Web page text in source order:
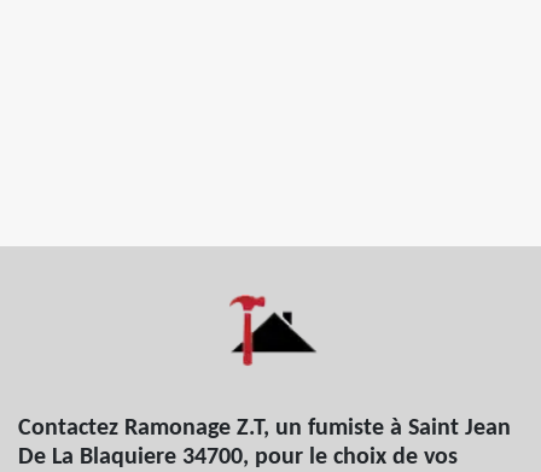
Contactez Ramonage Z.T, un fumiste à Saint Jean
De La Blaquiere 34700, pour le choix de vos